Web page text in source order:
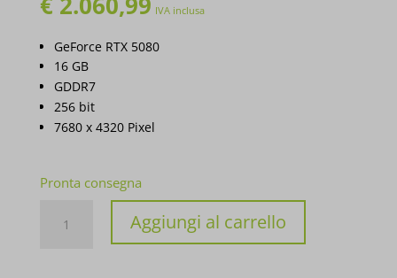
IVA inclusa
GeForce RTX 5080
16 GB
GDDR7
256 bit
7680 x 4320 Pixel
Pronta consegna
Aggiungi al carrello